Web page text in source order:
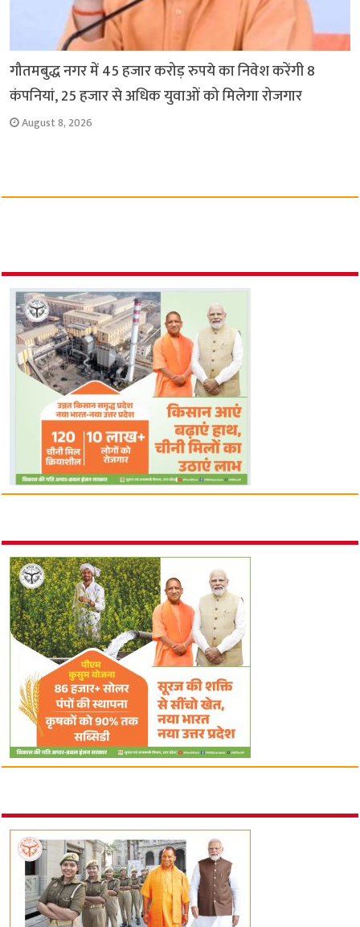
गौतमबुद्ध नगर में 45 हजार करोड़ रुपये का निवेश करेंगी 8
कंपनियां, 25 हजार से अधिक युवाओं को मिलेगा रोजगार
August 8, 2026